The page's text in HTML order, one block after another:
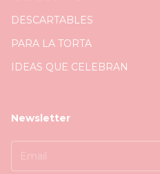
DESCARTABLES
PARA LA TORTA
IDEAS QUE CELEBRAN
Newsletter